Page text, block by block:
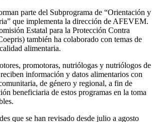
parte del Subprograma de “Orientación y
que implementa la dirección de AFEVEM.
Estatal para la Protección Contra
también ha colaborado con temas de
alimentaria.
promotoras, nutriólogas y nutriólogos de
información y datos alimentarios con
de género y regional, a fin de
beneficiaria de estos programas en la toma
que se han revisado desde julio a agosto